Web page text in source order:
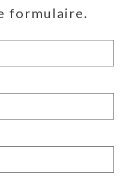
formulaire.